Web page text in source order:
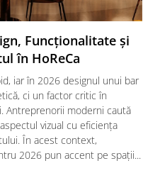
Funcționalitate și
în HoReCa
iar în 2026 designul unui bar
ci un factor critic în
Antreprenorii moderni caută
vizual cu eficiența
În acest context,
2026 pun accent pe spații...